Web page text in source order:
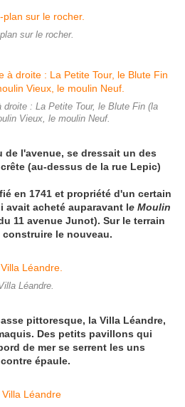
sur le rocher.
: La Petite Tour, le Blute Fin (la
Vieux, le moulin Neuf.
de l'avenue, se dressait un des
(au-dessus de la rue Lepic)
en 1741 et propriété d'un certain
avait acheté auparavant le Moulin
11 avenue Junot). Sur le terrain
le nouveau.
Léandre.
pittoresque, la Villa Léandre,
Des petits pavillons qui
de mer se serrent les uns
épaule.